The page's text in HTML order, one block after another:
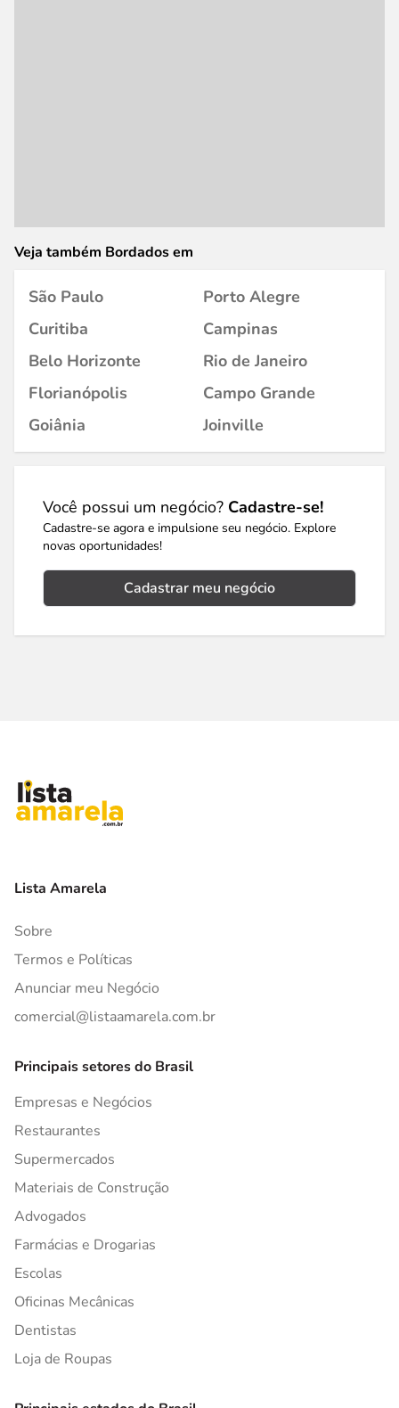
Veja também Bordados em
São Paulo
Porto Alegre
Curitiba
Campinas
Belo Horizonte
Rio de Janeiro
Florianópolis
Campo Grande
Goiânia
Joinville
Você possui um negócio? Cadastre-se!
Cadastre-se agora e impulsione seu negócio. Explore
novas oportunidades!
Cadastrar meu negócio
Lista Amarela
Sobre
Termos e Políticas
Anunciar meu Negócio
comercial@listaamarela.com.br
Principais setores do Brasil
Empresas e Negócios
Restaurantes
Supermercados
Materiais de Construção
Advogados
Farmácias e Drogarias
Escolas
Oficinas Mecânicas
Dentistas
Loja de Roupas